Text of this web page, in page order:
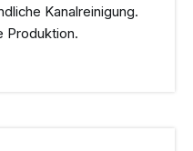
Kanalreinigung.
Produktion.